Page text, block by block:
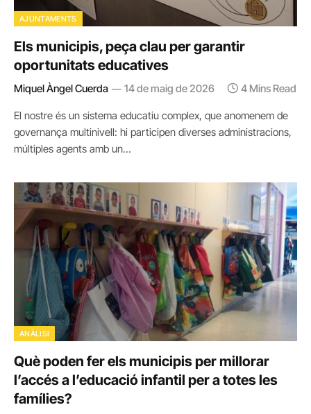
AJUNTAMENTS
Els municipis, peça clau per garantir
oportunitats educatives
Miquel Àngel Cuerda 14 de maig de 2026 4 Mins Read
El nostre és un sistema educatiu complex, que anomenem de
governança multinivell: hi participen diverses administracions,
múltiples agents amb un…
ANÀLISI
Què poden fer els municipis per millorar
l’accés a l’educació infantil per a totes les
famílies?